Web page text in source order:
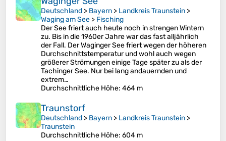
Deutschland > Bayern > Landkreis Traunstein >
Waging am See > Fisching
Der See friert auch heute noch in strengen Wintern
zu. Bis in die 1960er Jahre war das fast alljährlich
der Fall. Der Waginger See friert wegen der höheren
Durchschnittstemperatur und wohl auch wegen
größerer Strömungen einige Tage später zu als der
Tachinger See. Nur bei lang andauernden und
extrem…
Durchschnittliche Höhe: 464 m
Traunstorf
Deutschland > Bayern > Landkreis Traunstein >
Traunstein
Durchschnittliche Höhe: 604 m